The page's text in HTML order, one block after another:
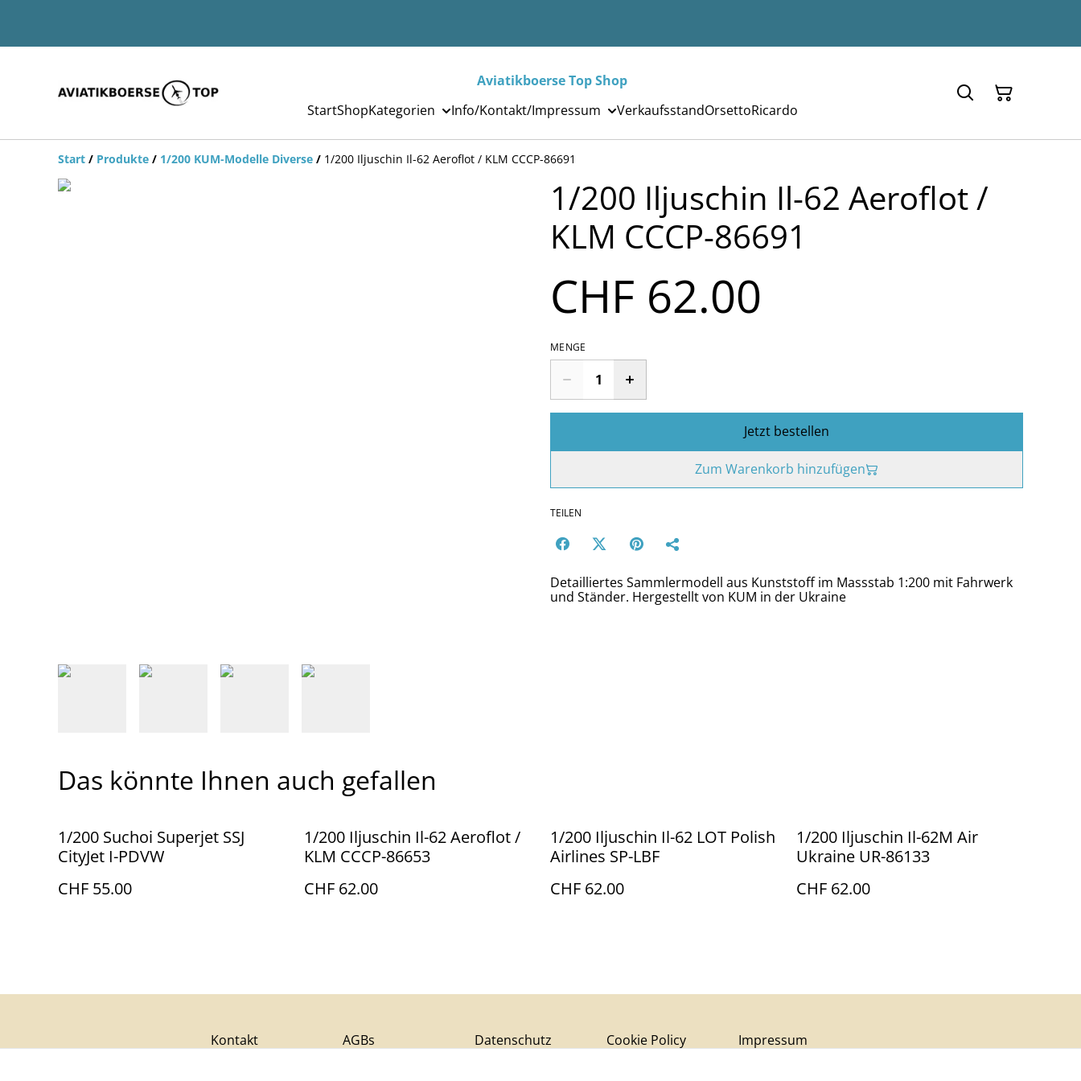
Aviatikboerse Top Shop
StartShopKategorien Info/Kontakt/Impressum VerkaufsstandOrsettoRicardo
Start / Produkte / 1/200 KUM-Modelle Diverse / 1/200 Iljuschin Il-62 Aeroflot / KLM CCCP-86691
1/200 Iljuschin Il-62 Aeroflot /
KLM CCCP-86691
CHF 62.00
MENGE
Jetzt bestellen
Zum Warenkorb hinzufügen
TEILEN
Detailliertes Sammlermodell aus Kunststoff im Massstab 1:200 mit Fahrwerk
und Ständer. Hergestellt von KUM in der Ukraine
Das könnte Ihnen auch gefallen
1/200 Suchoi Superjet SSJ
CityJet I-PDVW
CHF 55.00
1/200 Iljuschin Il-62 Aeroflot /
KLM CCCP-86653
CHF 62.00
1/200 Iljuschin Il-62 LOT Polish
Airlines SP-LBF
CHF 62.00
1/200 Iljuschin Il-62M Air
Ukraine UR-86133
CHF 62.00
Kontakt AGBs Datenschutz Cookie Policy Impressum